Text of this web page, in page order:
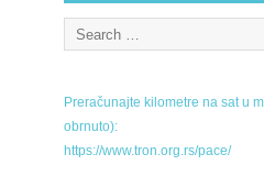
Preračunajte kilometre na sat u
obrnuto):
https://www.tron.org.rs/pace/